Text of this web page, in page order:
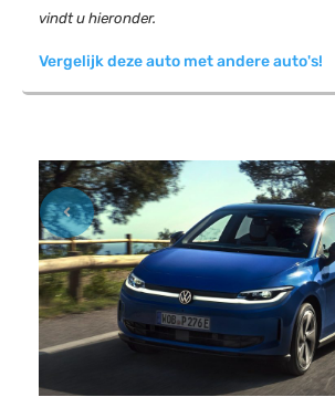
vindt u hieronder.
Vergelijk deze auto met andere auto's!
Previous